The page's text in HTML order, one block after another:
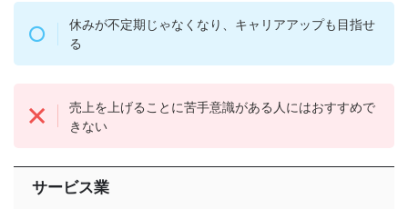
休みが不定期じゃなくなり、キャリアアップも目指せ
る
売上を上げることに苦手意識がある人にはおすすめで
きない
サービス業